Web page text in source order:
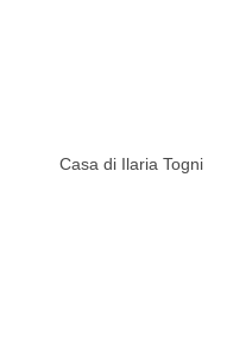
Casa di Ilaria Togni